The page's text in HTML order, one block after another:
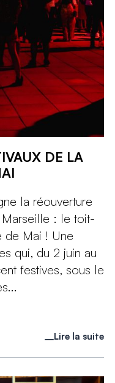
DE LA
la réouverture
Marseille : le toit-
de Mai ! Une
qui, du 2 juin au
festives, sous le
Lire la suite